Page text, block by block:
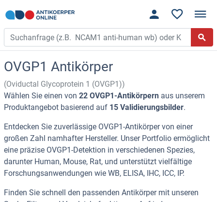
OVGP1 Antikörper
(Oviductal Glycoprotein 1 (OVGP1))
Wählen Sie einen von 22 OVGP1-Antikörpern aus unserem
Produktangebot basierend auf 15 Validierungsbilder.
Entdecken Sie zuverlässige OVGP1-Antikörper von einer
großen Zahl namhafter Hersteller. Unser Portfolio ermöglicht
eine präzise OVGP1-Detektion in verschiedenen Spezies,
darunter Human, Mouse, Rat, und unterstützt vielfältige
Forschungsanwendungen wie WB, ELISA, IHC, ICC, IP.
Finden Sie schnell den passenden Antikörper mit unseren